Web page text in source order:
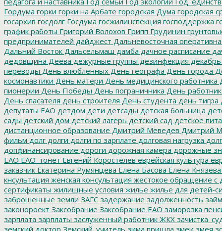
Гордума горки горки на Арбате городская Дума городская
госархив госдолг Госдума госжилинспекция господдержка
график работы Григорий Волохов Грипп Грудинин
предпринимателей дайджест Дальневосточная
Дальний Восток Дальсельмаш дамба дачное расписание
дедовщина Деева дежурные группы дезинфекция декабрь
переводы День влюбленных День географа День города
космонавтики День матери День медицинского работника
пионерии День Победы День пограничника День
День спасателя день строителя День студента день тигра
депутаты ЕАО детдом дети детсады детская больница
сады детский дом детский лагерь детский сад детское
дистанционное образование Дмитрий Меведев Дмитрий
фильм долг долги долги по зарплате долговая нагрузка
допфинансирование дороги дорожная камера дорожные
ЕАО ЕАО_тонет Евгений Коростелев еврейская культура
заказчик Екатерина Румянцева Елена Басова Елена Князева
кнсультация женская консультация жестокое обращение с
сертификаты жилищные условия жилье жилье для детей-
заброшенные земли ЗАГС задержание задолженность займ
законороект Заксобрание Заксобрание ЕАО заморозка
зарплата зарплаты заслуженный работник ЖКХ
земский доктор Земский_учитель зима пришла змеи змея